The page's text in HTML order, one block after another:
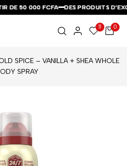
DE 50 000 FCFA DES PRODUITS
DE 50 000 FCFA DES PRODUITS
DE 50 000 FCFA DES PRODUITS
11 0
SPICE – VANILLA + SHEA WHOLE
SPRAY